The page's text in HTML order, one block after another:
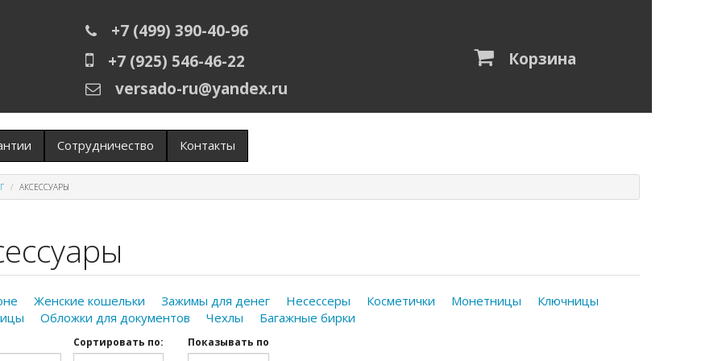
+7 (499) 390-40-96
+7 (925) 546-46-22
versado-ru@yandex.ru
Корзина
Сотрудничество Контакты
АКСЕССУАРЫ
Женские кошельки Зажимы для денег Несессеры Косметички Монетницы
Ключницы
Обложки для документов Чехлы Багажные бирки
Сортировать по: Показывать по